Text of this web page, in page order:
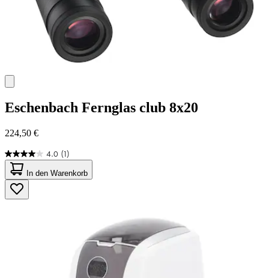
Eschenbach Fernglas club 8x20
224,50 €
4.0 (1)
4.0
von
5
Sternen.
1
In den Warenkorb